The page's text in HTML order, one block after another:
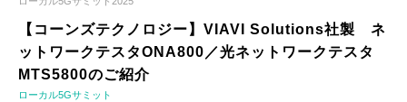
【コーンズテクノロジー】VIAVI Solutions社製 ネ
ットワークテスタONA800／光ネットワークテスタ
MTS5800のご紹介
ローカル5Gサミット